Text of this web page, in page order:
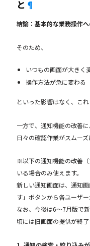
と ¶
結論：基本的な業務操作
そのため、
いつもの画面が大きく
操作方法が急に変わる
といった影響はなく、こ
一方で、通知機能の改善に
日々の確認作業がスムー
※以下の通知機能の改善
いる場合のみ使えます。
新しい通知画面は、通知
す」ボタンから各ユーザ
なお、今後は6〜7月版で
頃には旧画面の提供が終了